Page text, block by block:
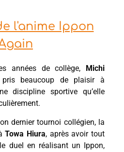
l'anime Ippon
années de collège, Michi
beaucoup de plaisir à
discipline sportive qu’elle
dernier tournoi collégien, la
Towa Hiura, après avoir tout
duel en réalisant un Ippon,